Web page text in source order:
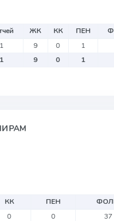
ЖК КК ПЕН
1 9 0 1
1 9 0 1
КК ПЕН
0 0
37